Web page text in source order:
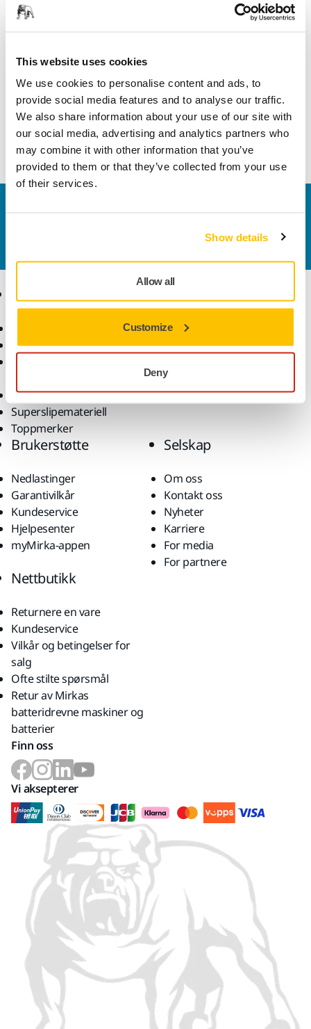
This website uses cookies
We use cookies to personalise content and ads, to
provide social media features and to analyse our traffic.
We also share information about your use of our site with
our social media, advertising and analytics partners who
may combine it with other information that you’ve
provided to them or that they’ve collected from your use
of their services.
Show details
Allow all
Customize
Deny
sin vekt på bare 890 grams vekt et komfortabelt, balansert
og ergonomisk design. Mirka ANGOS leveres med to 5,0 Ah-
et fulladet batteri for å fortsette jobben. Med Bluetooth®
enheter som støtter overvåking av eksponering for
vibrasjoner.
Les mer om Mirka® ANGOS
Produkter
Støvfri sliping
Tilbehør og forbruksvarer
Superslipemateriell
Toppmerker
Bransjer
Bruksområder
Brukerstøtte
Nedlastinger
Garantivilkår
Kundeservice
Hjelpesenter
myMirka-appen
Selskap
Om oss
Kontakt oss
Nyheter
Karriere
For media
For partnere
Nettbutikk
Returnere en vare
Kundeservice
Vilkår og betingelser for
salg
Ofte stilte spørsmål
Retur av Mirkas
batteridrevne maskiner og
batterier
Finn oss
Vi aksepterer